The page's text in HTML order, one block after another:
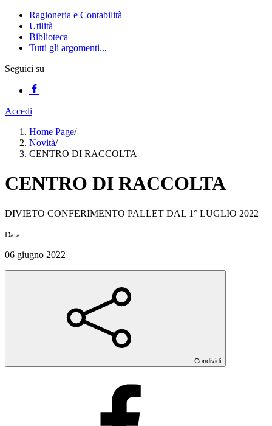
Ragioneria e Contabilità
Utilità
Biblioteca
Tutti gli argomenti...
Seguici su
Accedi
Home Page/
Novità/
CENTRO DI RACCOLTA
CENTRO DI RACCOLTA
DIVIETO CONFERIMENTO PALLET DAL 1° LUGLIO 2022
Data:
06 giugno 2022
Condividi